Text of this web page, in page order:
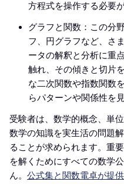
方程式を操作する必要
グラフと関数：この分
フ、円グラフなど、さ
ータの解釈と分析に重
触れ、その傾きと切片
な二次関数や指数関数
らパターンや関係性を
受験者は、数学的概念、単
数学の知識を実生活の問題
ることが求められます。重
を解くためにすべての数学
ん。 公式集と関数電卓が提